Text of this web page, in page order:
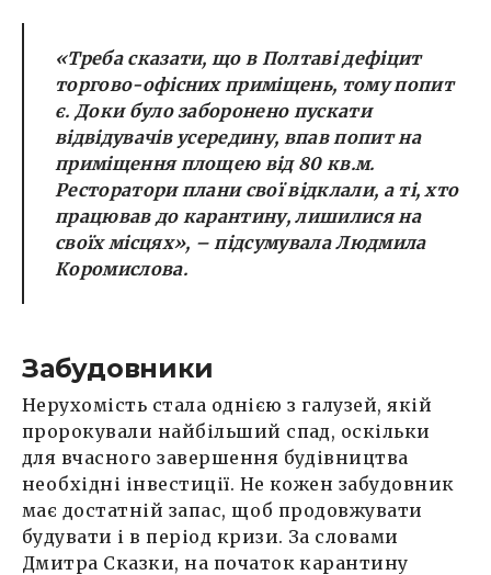
«Треба сказати, що в Полтаві дефіцит
торгово-офісних приміщень, тому попит
є. Доки було заборонено пускати
відвідувачів усередину, впав попит на
приміщення площею від 80 кв.м.
Ресторатори плани свої відклали, а ті, хто
працював до карантину, лишилися на
своїх місцях», – підсумувала Людмила
Коромислова.
Забудовники
Нерухомість стала однією з галузей, якій
пророкували найбільший спад, оскільки
для вчасного завершення будівництва
необхідні інвестиції. Не кожен забудовник
має достатній запас, щоб продовжувати
будувати і в період кризи. За словами
Дмитра Сказки, на початок карантину